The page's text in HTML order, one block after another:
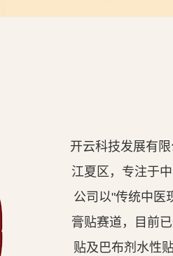
开云科技发展有
江夏区，专注于
公司以"传统中医
膏贴赛道，目前
贴及巴布剂水性